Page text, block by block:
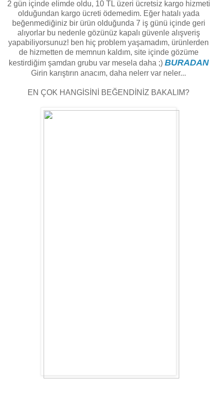
2 gün içinde elimde oldu, 10 TL üzeri ücretsiz kargo hizmeti
olduğundan kargo ücreti ödemedim. Eğer hatalı yada
beğenmediğiniz bir ürün olduğunda 7 iş günü içinde geri
alıyorlar bu nedenle gözünüz kapalı güvenle alışveriş
yapabiliyorsunuz! ben hiç problem yaşamadım, ürünlerden
de hizmetten de memnun kaldım, site içinde gözüme
kestirdiğim şamdan grubu var mesela daha ;) BURADAN
Girin karıştırın anacım, daha nelerr var neler...
EN ÇOK HANGİSİNİ BEĞENDİNİZ BAKALIM?